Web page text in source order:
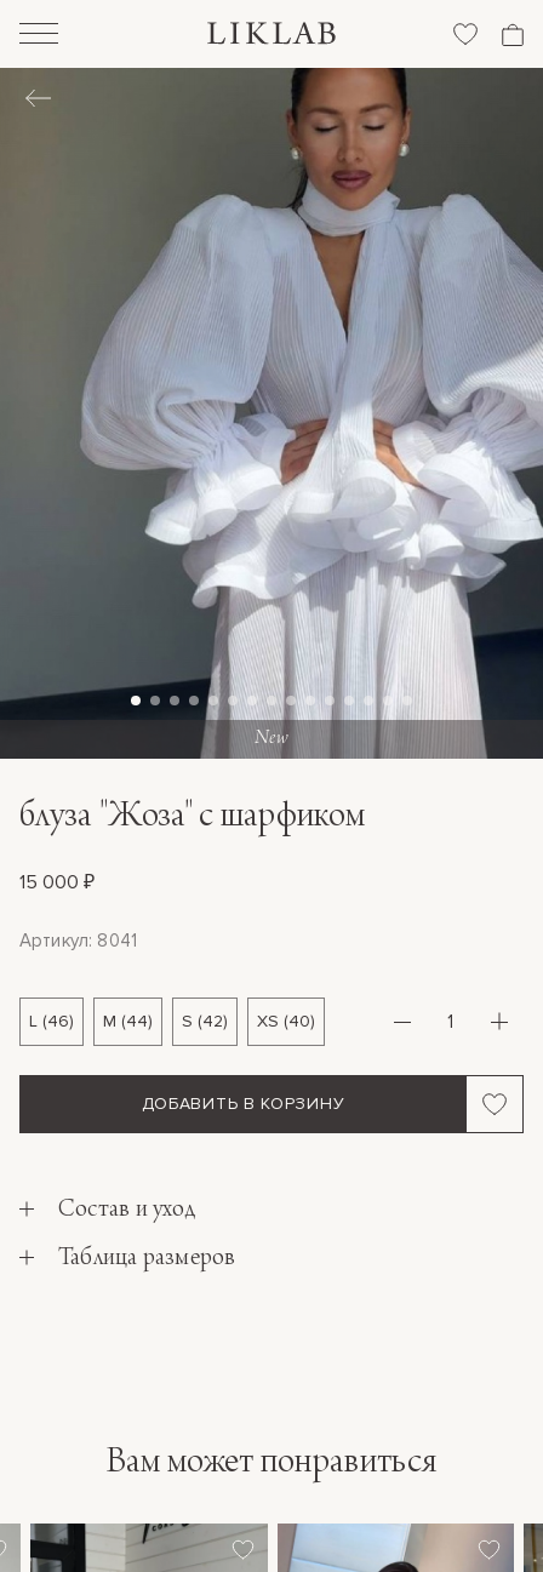
New
блуза "Жоза" с шарфиком
15 000 ₽
Артикул: 8041
L (46) M (44) S (42) XS (40)
ДОБАВИТЬ В КОРЗИНУ
Состав и уход
Таблица размеров
Вам может понравиться